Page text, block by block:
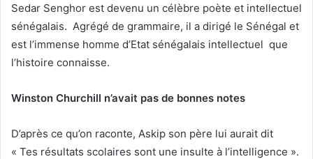
Sedar Senghor est devenu un célèbre poète et intellectuel
sénégalais. Agrégé de grammaire, il a dirigé le Sénégal et
est l’immense homme d’Etat sénégalais intellectuel que
l’histoire connaisse.
Winston Churchill n’avait pas de bonnes notes
D’après ce qu’on raconte, Askip son père lui aurait dit
« Tes résultats scolaires sont une insulte à l’intelligence ».